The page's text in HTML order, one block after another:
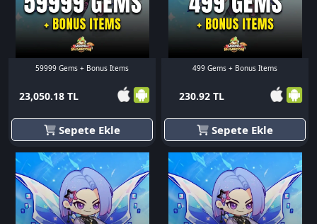
59999 Gems + Bonus Items
23,050.18 TL
Sepete Ekle
499 Gems + Bonus Items
230.92 TL
Sepete Ekle